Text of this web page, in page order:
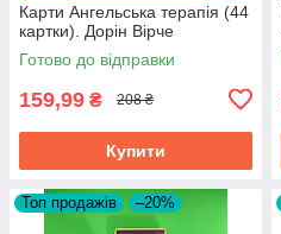
Карти Ангельська терапія (44
картки). Дорін Вірче
Готово до відправки
159,99 ₴ 208 ₴
Купити
Топ продажів –20%